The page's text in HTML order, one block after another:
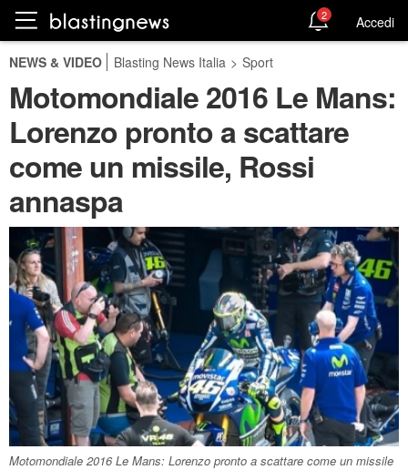
2 Accedi
NEWS & VIDEO Blasting News Italia > Sport
Motomondiale 2016 Le Mans:
Lorenzo pronto a scattare
come un missile, Rossi
annaspa
Motomondiale 2016 Le Mans: Lorenzo pronto a scattare come un missile